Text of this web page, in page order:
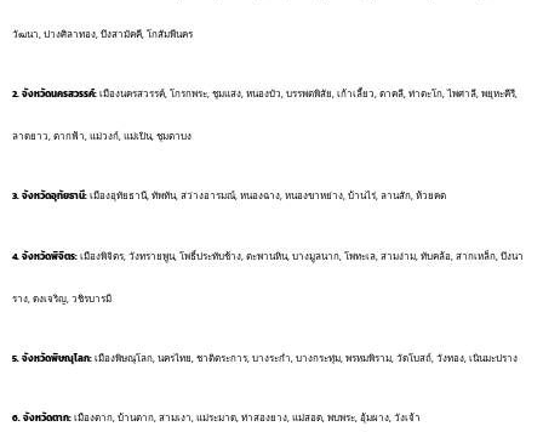
วัฒนา, ปางศิลาทอง, บึงสามัคคี, โกสัมพีนคร
2. จังหวัดนครสวรรค์:เมืองนครสวรรค์, โกรกพระ, ชุมแสง, หนองบัว, บรรพตพิสัย, เก้าเลี้ยว, ตาคลี, ท่าตะโก, ไพศาลี, พยุหะคีรี,
ลาดยาว, ตากฟ้า, แม่วงก์, แม่เปิน, ชุมตาบง
3. จังหวัดอุทัยธานี:เมืองอุทัยธานี, ทัพทัน, สว่างอารมณ์, หนองฉาง, หนองขาหย่าง, บ้านไร่, ลานสัก, ห้วยคต
4. จังหวัดพิจิตร:เมืองพิจิตร, วังทรายพูน, โพธิ์ประทับช้าง, ตะพานหิน, บางมูลนาก, โพทะเล, สามง่าม, ทับคล้อ, สากเหล็ก, บึงนา
ราง, ดงเจริญ, วชิรบารมี
5. จังหวัดพิษณุโลก:เมืองพิษณุโลก, นครไทย, ชาติตระการ, บางระกำ, บางกระทุ่ม, พรหมพิราม, วัดโบสถ์, วังทอง, เนินมะปราง
6. จังหวัดตาก:เมืองตาก, บ้านตาก, สามเงา, แม่ระมาด, ท่าสองยาง, แม่สอด, พบพระ, อุ้มผาง, วังเจ้า